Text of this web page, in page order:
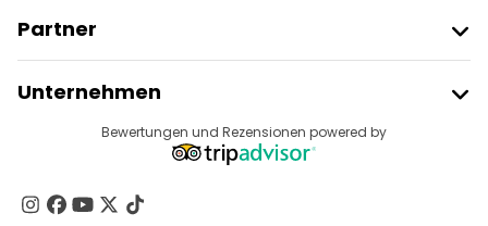
Partner
Anbieter-Anmeldung
Affiliate-Programm
Unternehmen
Reiseziele
Kontakt
Bewertungen und Rezensionen powered by